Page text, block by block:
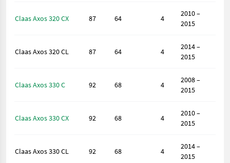
Claas Axos 320 CX 87 64 4
2010 –
2015
Claas Axos 320 CL 87 64 4
2014 –
2015
Claas Axos 330 C 92 68 4
2008 –
2015
Claas Axos 330 CX 92 68 4
2010 –
2015
Claas Axos 330 CL 92 68 4
2014 –
2015